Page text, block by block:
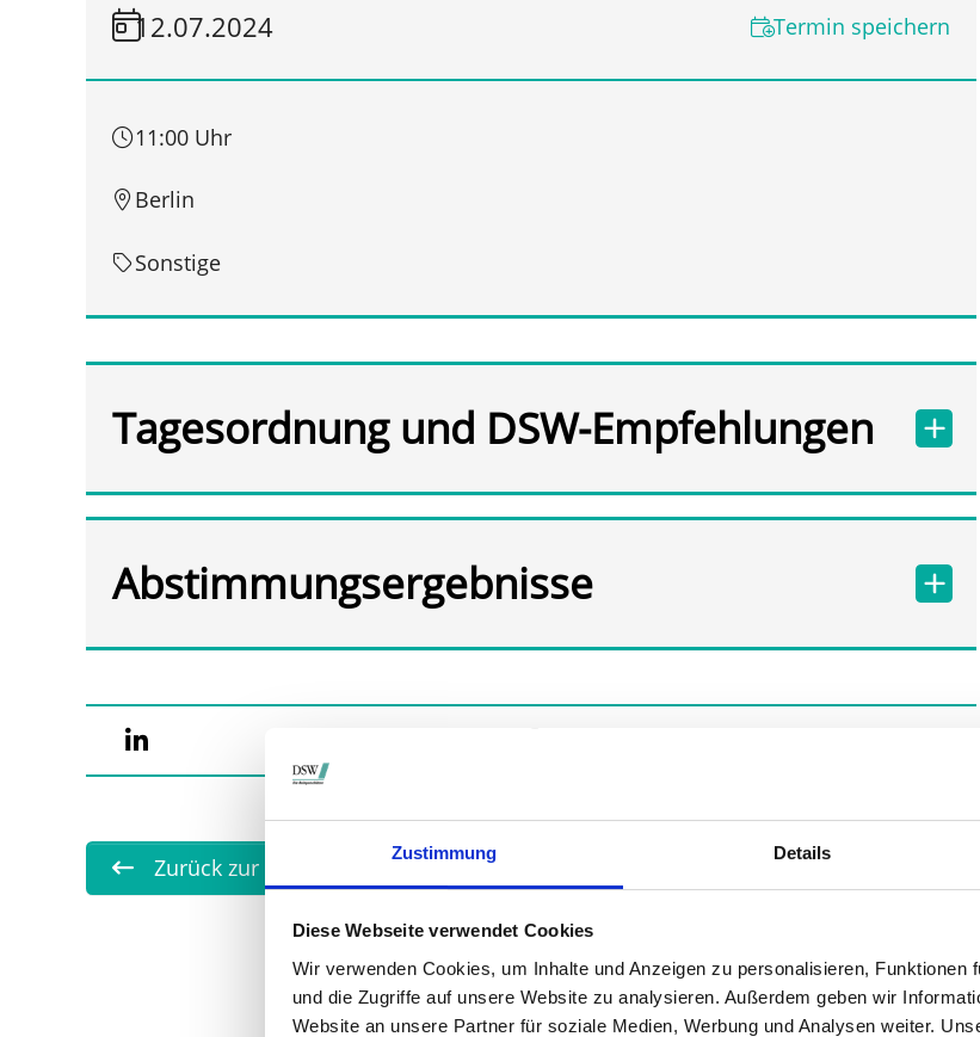
Zustimmung Details
Diese Webseite verwendet Cookies
Wir verwenden Cookies, um Inhalte und Anzeigen zu personalisieren, Funktionen
und die Zugriffe auf unsere Website zu analysieren. Außerdem geben wir
Website an unsere Partner für soziale Medien, Werbung und Analysen weiter.
12.07.2024 Termin speichern
11:00 Uhr
Berlin
Sonstige
Tagesordnung und DSW-Empfehlungen
Abstimmungsergebnisse
Zurück zur Übersicht